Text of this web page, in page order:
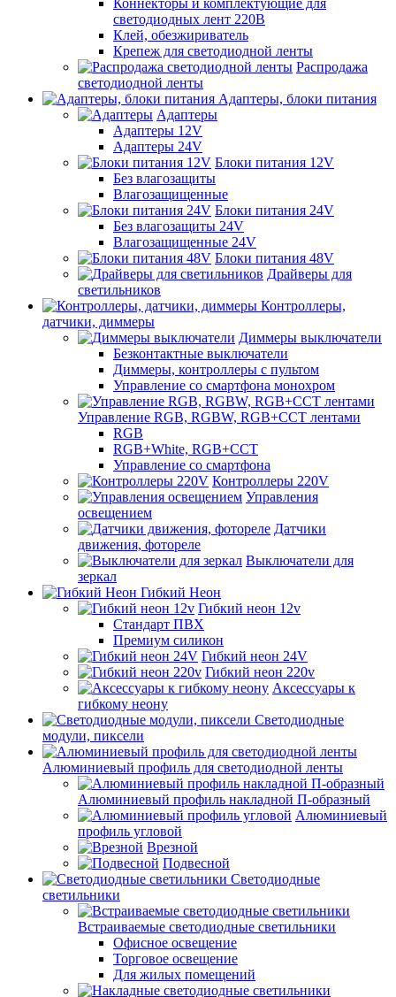
светодиодных лент 220В
Клей, обезжириватель
Крепеж для светодиодной ленты
Распродажа
светодиодной ленты
Адаптеры, блоки питания
Адаптеры
Адаптеры 12V
Адаптеры 24V
Блоки питания 12V
Без влагозащиты
Влагозащищенные
Блоки питания 24V
Без влагозащиты 24V
Влагозащищенные 24V
Блоки питания 48V
Драйверы для
светильников
Контроллеры,
датчики, диммеры
Диммеры выключатели
Безконтактные выключатели
Диммеры, контроллеры с пультом
Управление со смартфона монохром
Управление RGB, RGBW, RGB+CCT лентами
RGB
RGB+White, RGB+CCT
Управление со смартфона
Контроллеры 220V
Управления
освещением
Датчики
движения, фотореле
Выключатели для
зеркал
Гибкий Неон
Гибкий неон 12v
Стандарт ПВХ
Премиум силикон
Гибкий неон 24V
Гибкий неон 220v
Аксессуары к
гибкому неону
Светодиодные
модули, пиксели
Алюминиевый профиль для светодиодной ленты
Алюминиевый профиль накладной П-образный
Алюминиевый
профиль угловой
Врезной
Подвесной
Светодиодные
светильники
Встраиваемые светодиодные светильники
Офисное освещение
Торговое освещение
Для жилых помещений